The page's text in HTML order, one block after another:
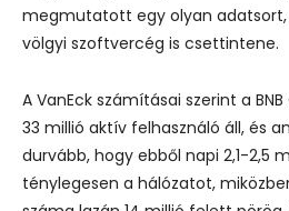
megmutatott egy olyan adatsort,
völgyi szoftvercég is csettintene.
A VanEck számításai szerint a
33 millió aktív felhasználó áll, és
durvább, hogy ebből napi 2,1-2,5
ténylegesen a hálózatot,